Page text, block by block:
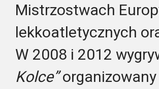
Mistrzostwach
lekkoatletycznych
W 2008 i 2012
Kolce”organizowany